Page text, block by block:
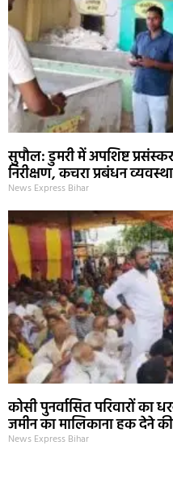
सुपौल: डुमरी में अपशिष्ट
निरीक्षण, कचरा प्रबंधन
News Express Bihar
कोसी पुनर्वासित परिवारों का
जमीन का मालिकाना हक देने
News Express Bihar